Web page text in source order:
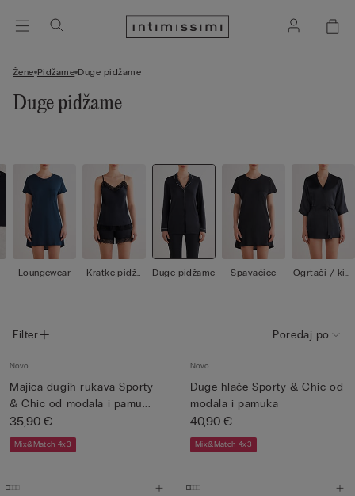
Žene Pidžame Duge pidžame
Duge pidžame
Loungewear
Kratke pidža
Duge pidžame Spavaćice
Ogrtači / kim
Filter Poredaj po
Novo
Majica dugih rukava Sporty
& Chic od modala i pamu...
35,90 €
Mix&Match 4x3
Novo
Duge hlače Sporty & Chic od
modala i pamuka
40,90 €
Mix&Match 4x3